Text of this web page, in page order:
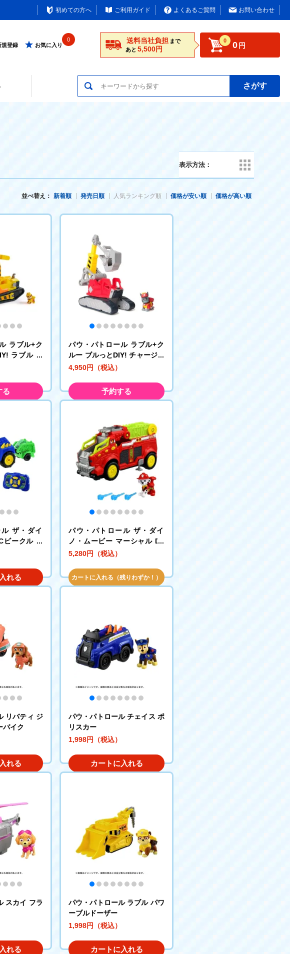
初めての方へ ご利用ガイド よくあるご質問 お問い合わせ
規登録 お気に入り
0 送料当社負担 まで
あと 5,500円
0 0 円
さがす
表示方法：
並べ替え： 新着順 発売日順 人気ランキング順 価格が安い順 価格が高い順
ラブル+ク
ラブル メ
る
パウ・パトロール ラブル+ク
ルー ブルっとDIY! チャージャ
ー メガクレーンビークル
4,950円（税込）
予約する
ザ・ダイ
ビークル チ
スカー
れる
パウ・パトロール ザ・ダイ
ノ・ムービー マーシャル DX
ダイノファイヤートラック
5,280円（税込）
カートに入れる（残りわずか！）
リバティ ジ
バイク
れる
パウ・パトロール チェイス ポ
リスカー
1,998円（税込）
カートに入れる
スカイ フラ
れる
パウ・パトロール ラブル パワ
ーブルドーザー
1,998円（税込）
カートに入れる